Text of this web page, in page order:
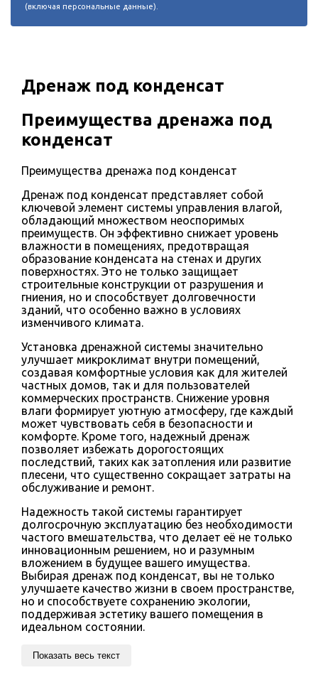
(включая персональные данные).
Дренаж под конденсат
Преимущества дренажа под
конденсат
Преимущества дренажа под конденсат
Дренаж под конденсат представляет собой
ключевой элемент системы управления влагой,
обладающий множеством неоспоримых
преимуществ. Он эффективно снижает уровень
влажности в помещениях, предотвращая
образование конденсата на стенах и других
поверхностях. Это не только защищает
строительные конструкции от разрушения и
гниения, но и способствует долговечности
зданий, что особенно важно в условиях
изменчивого климата.
Установка дренажной системы значительно
улучшает микроклимат внутри помещений,
создавая комфортные условия как для жителей
частных домов, так и для пользователей
коммерческих пространств. Снижение уровня
влаги формирует уютную атмосферу, где каждый
может чувствовать себя в безопасности и
комфорте. Кроме того, надежный дренаж
позволяет избежать дорогостоящих
последствий, таких как затопления или развитие
плесени, что существенно сокращает затраты на
обслуживание и ремонт.
Надежность такой системы гарантирует
долгосрочную эксплуатацию без необходимости
частого вмешательства, что делает её не только
инновационным решением, но и разумным
вложением в будущее вашего имущества.
Выбирая дренаж под конденсат, вы не только
улучшаете качество жизни в своем пространстве,
но и способствуете сохранению экологии,
поддерживая эстетику вашего помещения в
идеальном состоянии.
Показать весь текст